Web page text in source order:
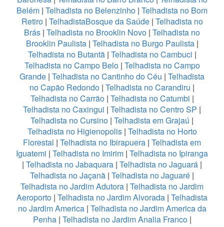
Belém | Telhadista no Belenzinho | Telhadista no Bom
Retiro| TelhadistaBosque da Saúde| Telhadista no
Brás | Telhadista no Brooklin Novo | Telhadista no
Brooklin Paulista| Telhadista no Burgo Paulista|
Telhadista no Butantã| Telhadista no Cambuci |
Telhadista no Campo Belo| Telhadista no Campo
Grande | Telhadista no Cantinho do Céu | Telhadista
no Capão Redondo | Telhadista no Carandiru |
Telhadista no Carrão| Telhadista no Catumbi |
Telhadista no Caxingui | Telhadista no Centro SP |
Telhadista no Cursino | Telhadista em Grajaú |
Telhadista no Higienopolis| Telhadista no Horto
Florestal | Telhadista no Ibirapuera | Telhadista em
Iguatemi | Telhadista no Imirim | Telhadista no Ipiranga
| Telhadista no Jabaquara | Telhadista no Jaguará |
Telhadista no Jaçanã | Telhadista no Jaguaré |
Telhadista no Jardim Adutora | Telhadista no Jardim
Aeroporto | Telhadista no Jardim Alvorada | Telhadista
no Jardim America| Telhadista no Jardim America da
Penha| Telhadista no Jardim Analia Franco|